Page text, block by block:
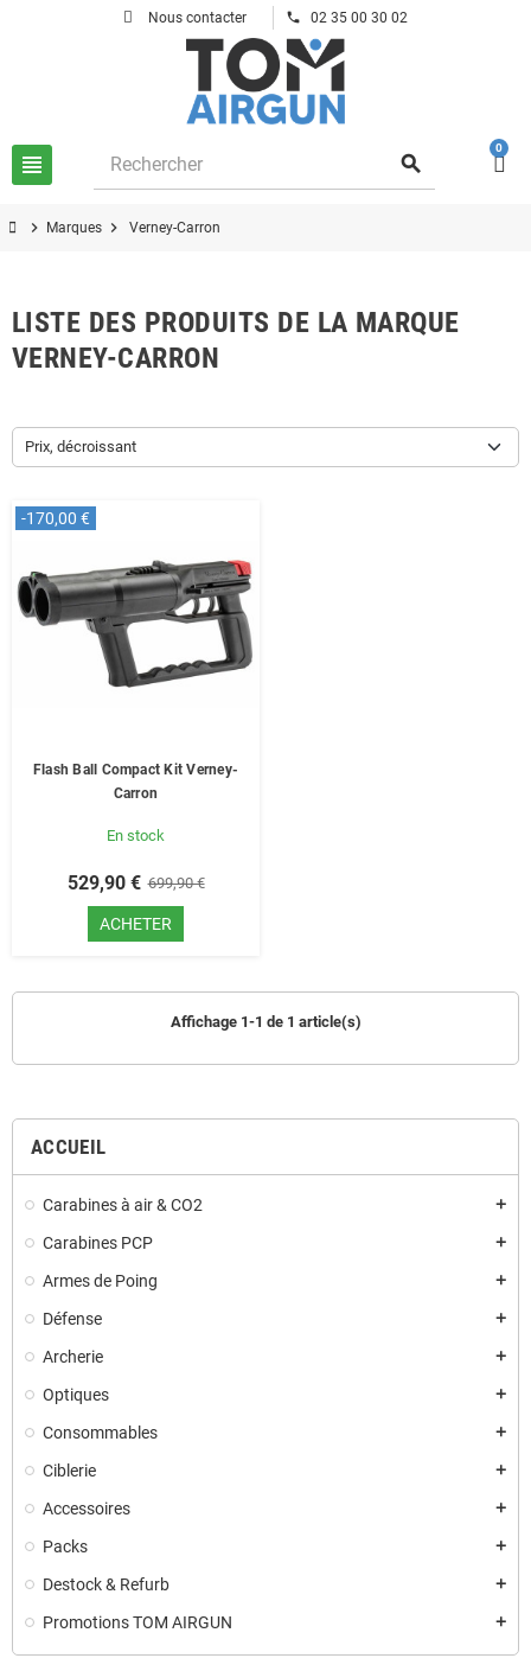
Nous contacter phone 02 35 00 30 02
view_headline search
0
chevron_right Marques chevron_right Verney-Carron
ACCUEIL
Carabines à air & CO2 add
Carabines PCP add
Armes de Poing add
Défense add
Archerie add
Optiques add
Consommables add
Ciblerie add
Accessoires add
Packs add
Destock & Refurb add
Promotions TOM AIRGUN add
LISTE DES PRODUITS DE LA MARQUE
VERNEY-CARRON
Prix, décroissant
-170,00 €
Flash Ball Compact Kit Verney-
Carron
En stock
529,90 € 699,90 €
ACHETER
Affichage 1-1 de 1 article(s)